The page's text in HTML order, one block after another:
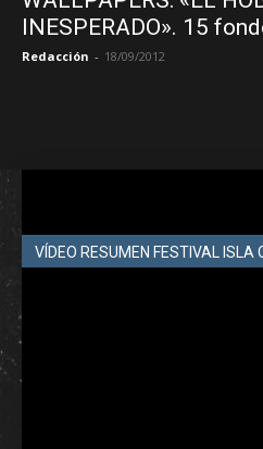
INESPERADO». 15
Redacción - 18/09/2012
VÍDEO RESUMEN FESTIVAL ISLA